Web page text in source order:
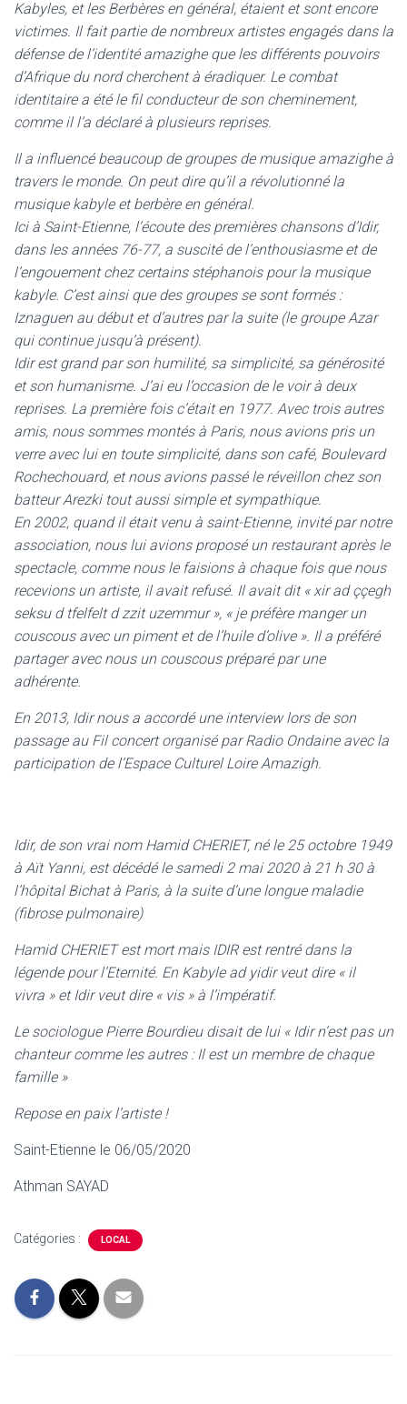
Kabyles, et les Berbères en général, étaient et sont encore
victimes. Il fait partie de nombreux artistes engagés dans la
défense de l’identité amazighe que les différents pouvoirs
d’Afrique du nord cherchent à éradiquer. Le combat
identitaire a été le fil conducteur de son cheminement,
comme il l’a déclaré à plusieurs reprises.
Il a influencé beaucoup de groupes de musique amazighe à
travers le monde. On peut dire qu’il a révolutionné la
musique kabyle et berbère en général.
Ici à Saint-Etienne, l’écoute des premières chansons d’Idir,
dans les années 76-77, a suscité de l’enthousiasme et de
l’engouement chez certains stéphanois pour la musique
kabyle. C’est ainsi que des groupes se sont formés :
Iznaguen au début et d’autres par la suite (le groupe Azar
qui continue jusqu’à présent).
Idir est grand par son humilité, sa simplicité, sa générosité
et son humanisme. J’ai eu l’occasion de le voir à deux
reprises. La première fois c’était en 1977. Avec trois autres
amis, nous sommes montés à Paris, nous avions pris un
verre avec lui en toute simplicité, dans son café, Boulevard
Rochechouard, et nous avions passé le réveillon chez son
batteur Arezki tout aussi simple et sympathique.
En 2002, quand il était venu à saint-Etienne, invité par notre
association, nous lui avions proposé un restaurant après le
spectacle, comme nous le faisions à chaque fois que nous
recevions un artiste, il avait refusé. Il avait dit « xir ad ççegh
seksu d tfelfelt d zzit uzemmur », « je préfère manger un
couscous avec un piment et de l’huile d’olive ». Il a préféré
partager avec nous un couscous préparé par une
adhérente.
En 2013, Idir nous a accordé une interview lors de son
passage au Fil concert organisé par Radio Ondaine avec la
participation de l’Espace Culturel Loire Amazigh.
Idir, de son vrai nom Hamid CHERIET, né le 25 octobre 1949
à Aït Yanni, est décédé le samedi 2 mai 2020 à 21 h 30 à
l’hôpital Bichat à Paris, à la suite d’une longue maladie
(fibrose pulmonaire)
Hamid CHERIET est mort mais IDIR est rentré dans la
légende pour l’Eternité. En Kabyle ad yidir veut dire « il
vivra » et Idir veut dire « vis » à l’impératif.
Le sociologue Pierre Bourdieu disait de lui « Idir n’est pas un
chanteur comme les autres : Il est un membre de chaque
famille »
Repose en paix l’artiste !
Saint-Etienne le 06/05/2020
Athman SAYAD
Catégories : LOCAL